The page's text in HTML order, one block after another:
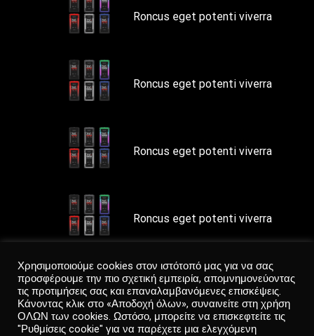
Roncus eget potenti viverra
Roncus eget potenti viverra
Roncus eget potenti viverra
Roncus eget potenti viverra
Roncus eget potenti viverra
Χρησιμοποιούμε cookies στον ιστότοπό μας για να σας
προσφέρουμε την πιο σχετική εμπειρία, απομνημονεύοντας
τις προτιμήσεις σας και επαναλαμβανόμενες επισκέψεις.
Κάνοντας κλικ στο «Αποδοχή όλων», συναινείτε στη χρήση
ΟΛΩΝ των cookies. Ωστόσο, μπορείτε να επισκεφτείτε τις
"Ρυθμίσεις cookie" για να παρέχετε μια ελεγχόμενη